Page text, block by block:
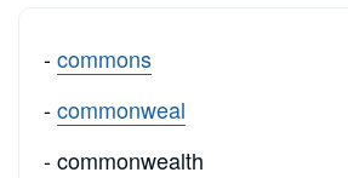
-commons
-commonweal
- commonwealth